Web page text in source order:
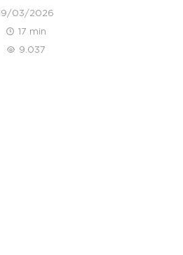
03/2026
17 min
9.037